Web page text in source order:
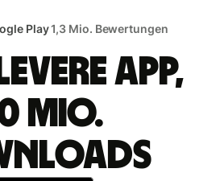
Play1,3 Mio. Bewertungen
App,
Mio.